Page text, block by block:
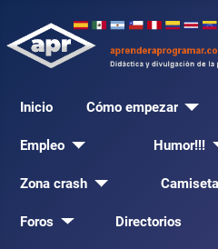
Inicio Cómo empezar
Empleo Humor!!!
Zona crash
Foros Directorios